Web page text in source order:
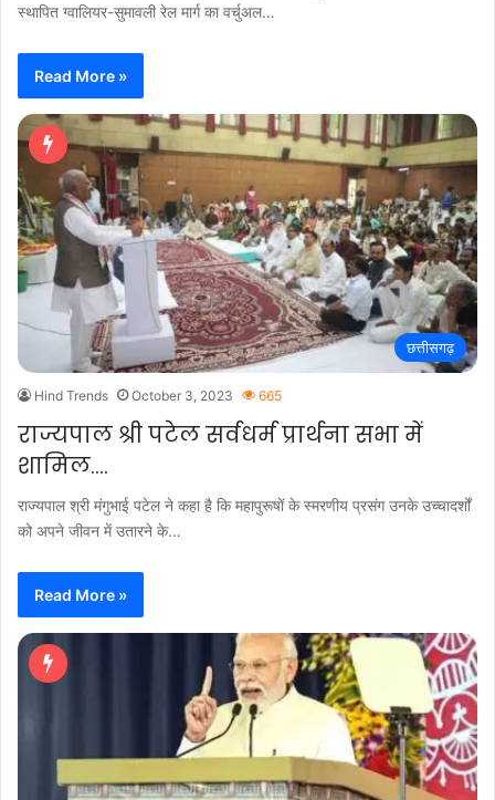
स्थापित ग्वालियर-सुमावली रेल मार्ग का वर्चुअल…
Read More »
छत्तीसगढ़
Hind Trends October 3, 2023 665
राज्यपाल श्री पटेल सर्वधर्म प्रार्थना सभा में
शामिल….
राज्यपाल श्री मंगुभाई पटेल ने कहा है कि महापुरूषों के स्मरणीय प्रसंग उनके उच्चादर्शों
को अपने जीवन में उतारने के…
Read More »